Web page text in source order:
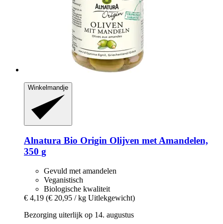
Winkelmandje
Alnatura Bio Origin Olijven met Amandelen,
350 g
Gevuld met amandelen
Veganistisch
Biologische kwaliteit
€ 4,19 (€ 20,95 / kg Uitlekgewicht)
Bezorging uiterlijk op 14. augustus